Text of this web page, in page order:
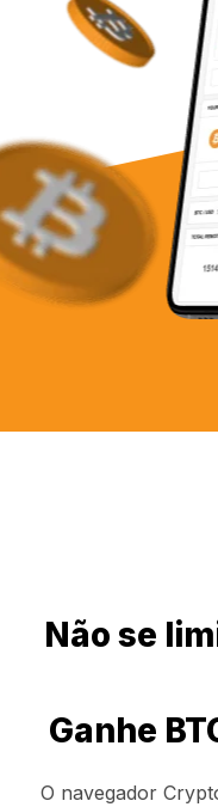
Não se
Ganhe
O navegador